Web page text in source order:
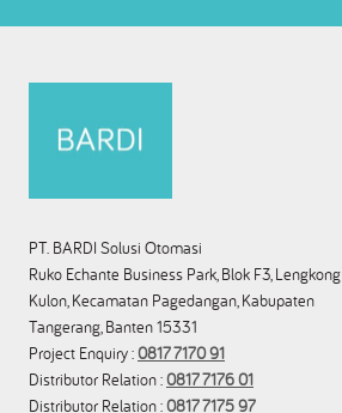
PT. BARDI Solusi Otomasi
Ruko Echante Business Park, Blok F3, Lengkong
Kulon, Kecamatan Pagedangan, Kabupaten
Tangerang, Banten 15331
Project Enquiry :0817 7170 91
Distributor Relation :0817 7176 01
Distributor Relation :0817 7175 97